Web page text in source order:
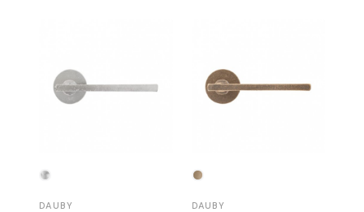
DAUBY DAUBY